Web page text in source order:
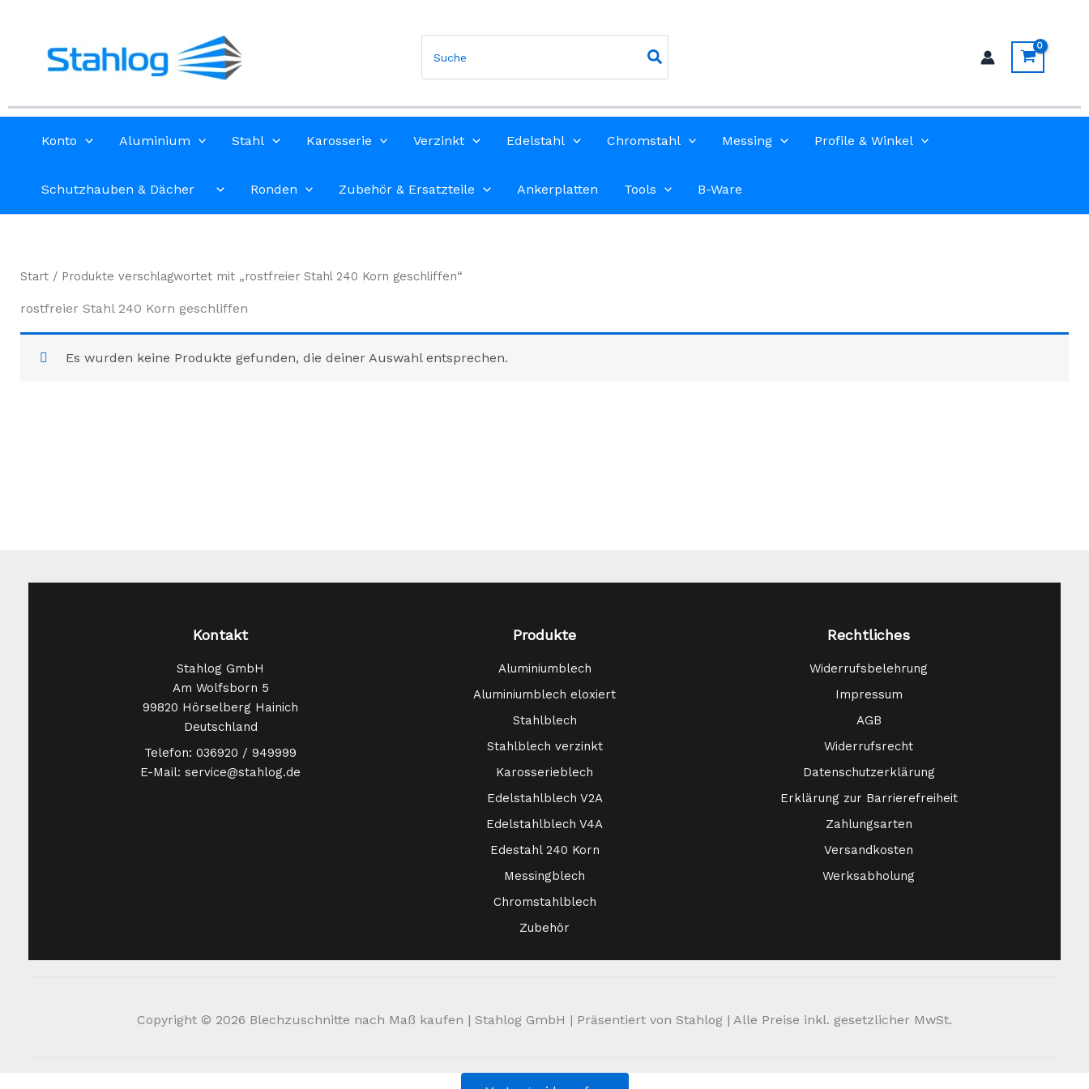
springen
for:
Konto Aluminium Stahl Karosserie Verzinkt Edelstahl Chromstahl Messing Profile & Winkel
Schutzhauben & Dächer Ronden Zubehör & Ersatzteile Ankerplatten Tools B-Ware
Start / Produkte verschlagwortet mit „rostfreier Stahl 240 Korn geschliffen“
rostfreier Stahl 240 Korn geschliffen
Es wurden keine Produkte gefunden, die deiner Auswahl entsprechen.
Kontakt
Stahlog GmbH
Am Wolfsborn 5
99820 Hörselberg Hainich
Deutschland
Telefon: 036920 / 949999
E-Mail: service@stahlog.de
Produkte
Aluminiumblech
Aluminiumblech eloxiert
Stahlblech
Stahlblech verzinkt
Karosserieblech
Edelstahlblech V2A
Edelstahlblech V4A
Edestahl 240 Korn
Messingblech
Chromstahlblech
Zubehör
Rechtliches
Widerrufsbelehrung
Impressum
AGB
Widerrufsrecht
Datenschutzerklärung
Erklärung zur Barrierefreiheit
Zahlungsarten
Versandkosten
Werksabholung
Copyright © 2026 Blechzuschnitte nach Maß kaufen | Stahlog GmbH | Präsentiert von Stahlog | Alle Preise inkl. gesetzlicher MwSt.